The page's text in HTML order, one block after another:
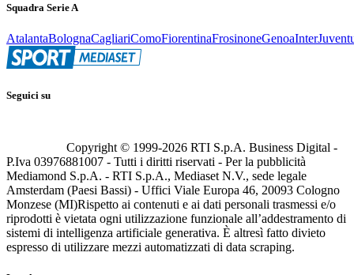
Squadra Serie A
AtalantaBolognaCagliariComoFiorentinaFrosinoneGenoaInter
Seguici su
Copyright © 1999-2026 RTI S.p.A. Business Digital -
P.Iva 03976881007 - Tutti i diritti riservati - Per la pubblicità
Mediamond S.p.A. - RTI S.p.A., Mediaset N.V., sede legale
Amsterdam (Paesi Bassi) - Uffici Viale Europa 46, 20093 Cologno
Monzese (MI)Rispetto ai contenuti e ai dati personali trasmessi e/o
riprodotti è vietata ogni utilizzazione funzionale all’addestramento di
sistemi di intelligenza artificiale generativa. È altresì fatto divieto
espresso di utilizzare mezzi automatizzati di data scraping.